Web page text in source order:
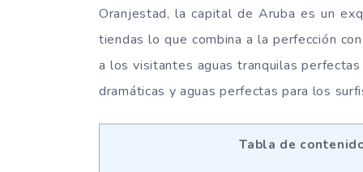
Oranjestad, la capital de Aruba es un
tiendas lo que combina a la perfección
a los visitantes aguas tranquilas
dramáticas y aguas perfectas para los
Tabla de